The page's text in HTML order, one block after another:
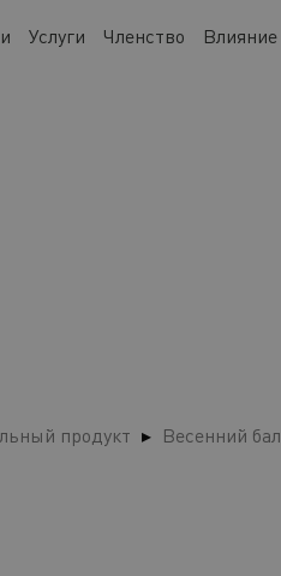
Услуги Членство Влияние
продукт Весенний бал